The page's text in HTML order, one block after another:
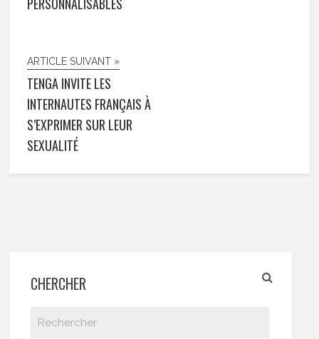
ARTICLE SUIVANT »
TENGA INVITE LES
INTERNAUTES FRANÇAIS À
S’EXPRIMER SUR LEUR
SEXUALITÉ
CHERCHER